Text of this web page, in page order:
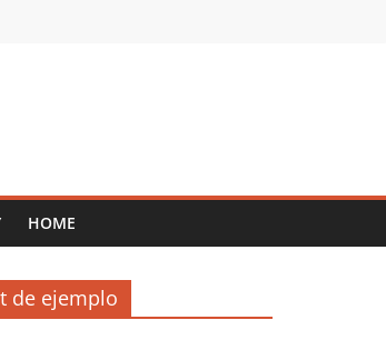
HOME
de ejemplo